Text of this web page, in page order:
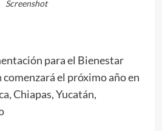
Screenshot
para el Bienestar
el próximo año en
Chiapas, Yucatán,